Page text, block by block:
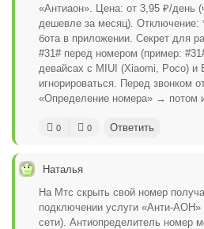
«Антиаон». Цена: от 3,95 ₽/день
дешевле за месяц). Отключение:
бота в приложении. Секрет для
#31# перед номером (пример:
девайсах с MIUI (Xiaomi, Poco) и
игнорироваться. Перед звонком
«Определение номера» → потом
0 0 Ответить
Наталья
На Мтс скрыть свой номер
подключении услуги «Анти-АОН»
сети). Антиопределитель номер